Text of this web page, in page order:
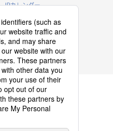
IRカレンダー
IRに関するよくあるご質問
IRポリシー
免責事項